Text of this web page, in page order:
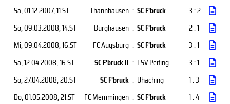
Sa, 01.12.2007, 11.ST Thannhausen : SC F'bruck
3 : 2
So, 09.03.2008, 14.ST Burghausen : SC F'bruck
2 : 1
Mi, 09.04.2008, 16.ST FC Augsburg : SC F'bruck
3 : 1
Sa, 12.04.2008, 16.ST SC F'bruck II : TSV Peiting
3 : 1
So, 27.04.2008, 20.ST SC F'bruck : Uhaching
1 : 3
Do, 01.05.2008, 21.ST FC Memmingen : SC F'bruck 1 : 4